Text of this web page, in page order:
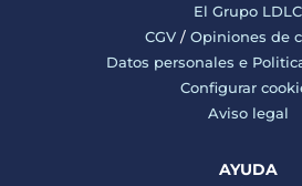
El Grupo LDLC
CGV/ Opiniones de
Datos personales e
Configurar
Aviso legal
AYUDA